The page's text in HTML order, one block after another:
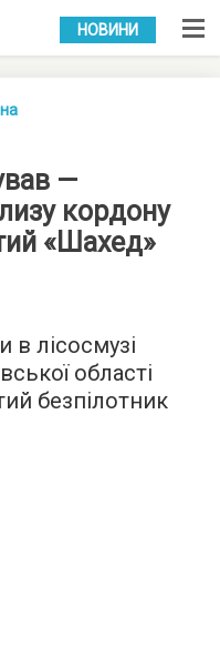
УКР РУС
НОВИНИ
—
кордону
«Шахед»
в лісосмузі
області
безпілотник